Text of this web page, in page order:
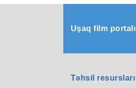
Uşaq film portalı
Təhsil resursları